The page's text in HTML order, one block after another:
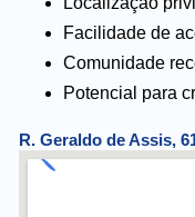
Facilidade de
Comunidade
Potencial para
R. Geraldo de Assis,